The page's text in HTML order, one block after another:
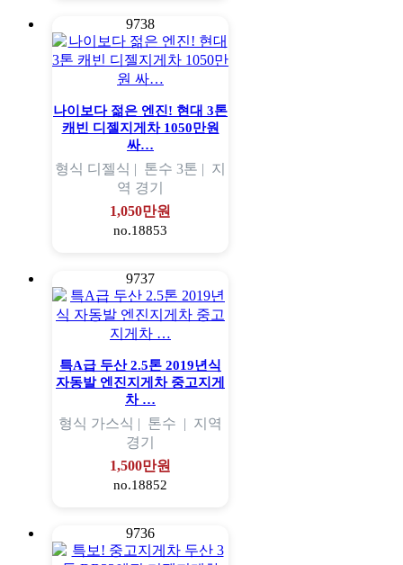
9738
나이보다 젊은 엔진! 현대 3톤
캐빈 디젤지게차 1050만원
싸…
형식 디젤식 | 톤수 3톤 | 지
역 경기
1,050만원
no.18853
9737
특A급 두산 2.5톤 2019년식
자동발 엔진지게차 중고지게
차 …
형식 가스식 | 톤수 | 지역
경기
1,500만원
no.18852
9736